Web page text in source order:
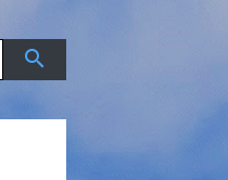
search